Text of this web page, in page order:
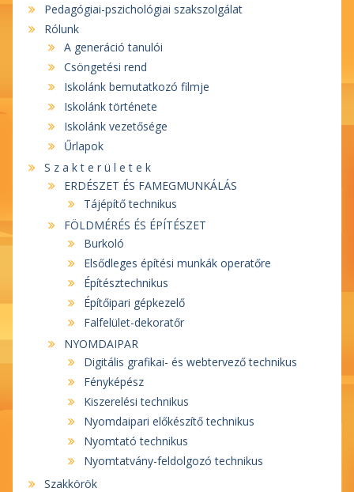
Pedagógiai-pszichológiai szakszolgálat
Rólunk
A generáció tanulói
Csöngetési rend
Iskolánk bemutatkozó filmje
Iskolánk története
Iskolánk vezetősége
Űrlapok
S z a k t e r ü l e t e k
ERDÉSZET ÉS FAMEGMUNKÁLÁS
Tájépítő technikus
FÖLDMÉRÉS ÉS ÉPÍTÉSZET
Burkoló
Elsődleges építési munkák operatőre
Építésztechnikus
Építőipari gépkezelő
Falfelület-dekoratőr
NYOMDAIPAR
Digitális grafikai- és webtervező technikus
Fényképész
Kiszerelési technikus
Nyomdaipari előkészítő technikus
Nyomtató technikus
Nyomtatvány-feldolgozó technikus
Szakkörök